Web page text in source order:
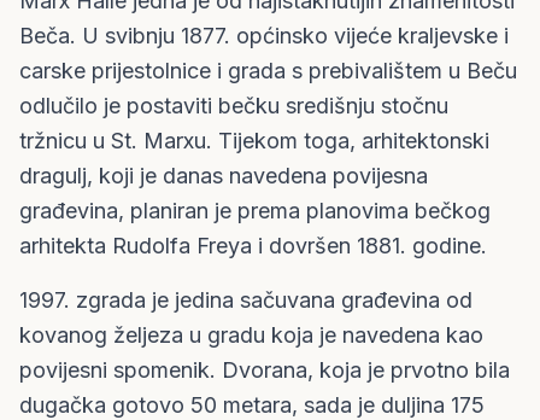
Beča. U svibnju 1877. općinsko vijeće kraljevske i
carske prijestolnice i grada s prebivalištem u Beču
odlučilo je postaviti bečku središnju stočnu
tržnicu u St. Marxu. Tijekom toga, arhitektonski
dragulj, koji je danas navedena povijesna
građevina, planiran je prema planovima bečkog
arhitekta Rudolfa Freya i dovršen 1881. godine.
1997. zgrada je jedina sačuvana građevina od
kovanog željeza u gradu koja je navedena kao
povijesni spomenik. Dvorana, koja je prvotno bila
dugačka gotovo 50 metara, sada je duljina 175